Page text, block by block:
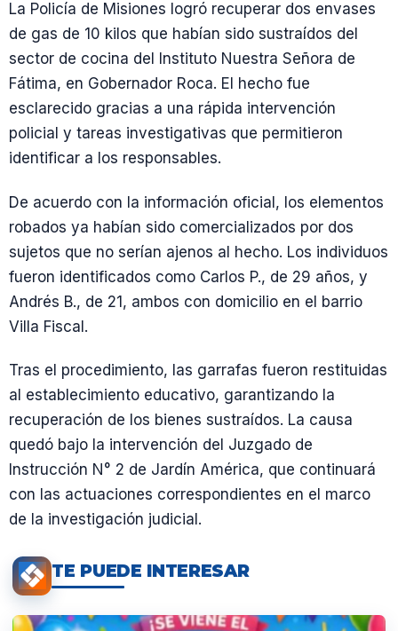
La Policía de Misiones logró recuperar dos envases
de gas de 10 kilos que habían sido sustraídos del
sector de cocina del Instituto Nuestra Señora de
Fátima, en Gobernador Roca. El hecho fue
esclarecido gracias a una rápida intervención
policial y tareas investigativas que permitieron
identificar a los responsables.
De acuerdo con la información oficial, los elementos
robados ya habían sido comercializados por dos
sujetos que no serían ajenos al hecho. Los individuos
fueron identificados como Carlos P., de 29 años, y
Andrés B., de 21, ambos con domicilio en el barrio
Villa Fiscal.
Tras el procedimiento, las garrafas fueron restituidas
al establecimiento educativo, garantizando la
recuperación de los bienes sustraídos. La causa
quedó bajo la intervención del Juzgado de
Instrucción N° 2 de Jardín América, que continuará
con las actuaciones correspondientes en el marco
de la investigación judicial.
TE PUEDE INTERESAR